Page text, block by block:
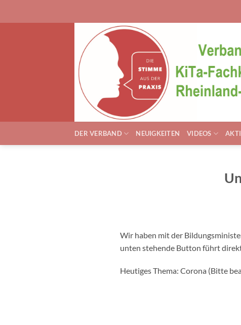
DER VERBAND NEUIGKEITEN VIDEOS
Wir haben mit der
unten stehende Button führt
Heutiges Thema: Corona (Bitte